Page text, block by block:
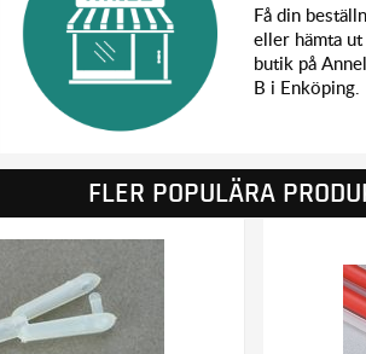
Få din
eller hämta
butik på
B i Enköping.
FLER POPULÄRA